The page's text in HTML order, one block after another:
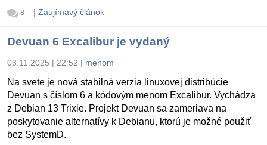
8 | Zaujímavý článok
Devuan 6 Excalibur je vydaný
03.11.2025 | 22:52 | menom
Na svete je nová stabilná verzia linuxovej distribúcie
Devuan s číslom 6 a kódovým menom Excalibur. Vychádza
z Debian 13 Trixie. Projekt Devuan sa zameriava na
poskytovanie alternatívy k Debianu, ktorú je možné použiť
bez SystemD.